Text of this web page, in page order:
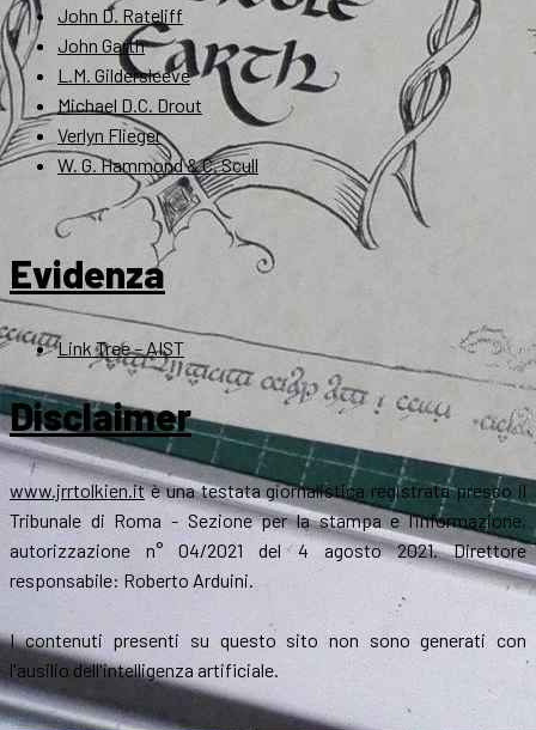
John D. Rateliff
John Garth
L.M. Gildersleeve
Michael D.C. Drout
Verlyn Flieger
W. G. Hammond & C. Scull
Evidenza
Link Tree – AIST
Disclaimer
www.jrrtolkien.itè una testata giornalistica registrata presso il
Tribunale di Roma - Sezione per la stampa e l’informazione,
autorizzazione n° 04/2021 del 4 agosto 2021. Direttore
responsabile: Roberto Arduini.
I contenuti presenti su questo sito non sono generati con
l'ausilio dell'intelligenza artificiale.